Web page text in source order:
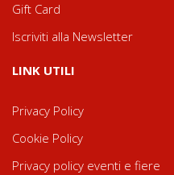
Gift Card
Iscriviti alla Newsletter
LINK UTILI
Privacy Policy
Cookie Policy
Privacy policy eventi e fiere